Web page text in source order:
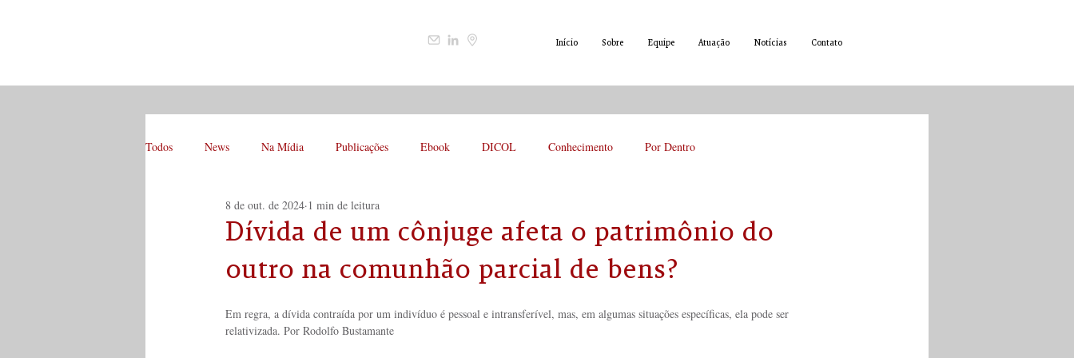
Início Sobre Equipe Atuação Notícias Contato
Todos News Na Mídia Publicações Ebook DICOL Conhecimento Por Dentro
Dívida de um cônjuge afeta o patrimônio do
outro na comunhão parcial de bens?
8 de out. de 2024 1 min de leitura
Em regra, a dívida contraída por um indivíduo é pessoal e intransferível, mas, em algumas situações específicas, ela pode ser
relativizada. Por Rodolfo Bustamante